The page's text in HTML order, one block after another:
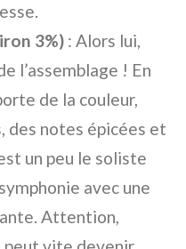
3%) : Alors lui,
l’assemblage ! En
de la couleur,
des notes épicées et
un peu le soliste
avec une
Attention,